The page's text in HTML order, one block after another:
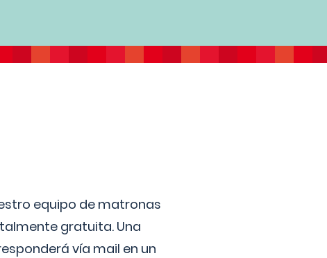
equipo de matronas
gratuita. Una
vía mail en un